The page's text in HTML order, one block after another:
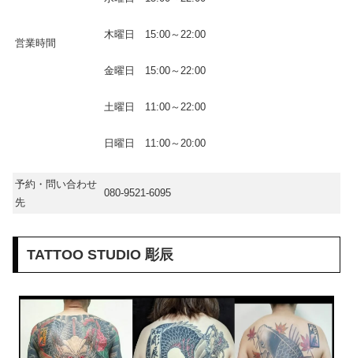
営業時間
木曜日 15:00～22:00
金曜日 15:00～22:00
土曜日 11:00～22:00
日曜日 11:00～20:00
予約・問い合わせ
先
080-9521-6095
TATTOO STUDIO 彫辰